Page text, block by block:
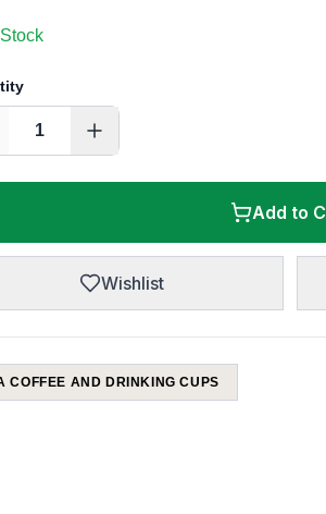
Stock
1
Add to
Wishlist
COFFEE AND DRINKING CUPS